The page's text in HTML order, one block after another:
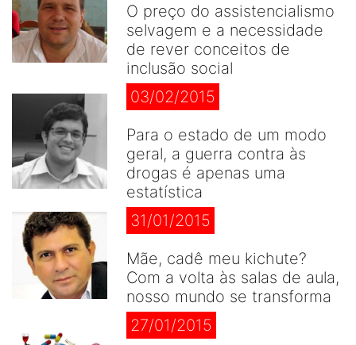
O preço do assistencialismo
selvagem e a necessidade
de rever conceitos de
inclusão social
03/02/2015
Para o estado de um modo
geral, a guerra contra às
drogas é apenas uma
estatística
31/01/2015
Mãe, cadê meu kichute?
Com a volta às salas de aula,
nosso mundo se transforma
27/01/2015